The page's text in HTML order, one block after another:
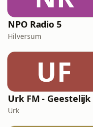
NPO Radio 5
Hilversum
UF
Urk FM - Geestelijk
Urk